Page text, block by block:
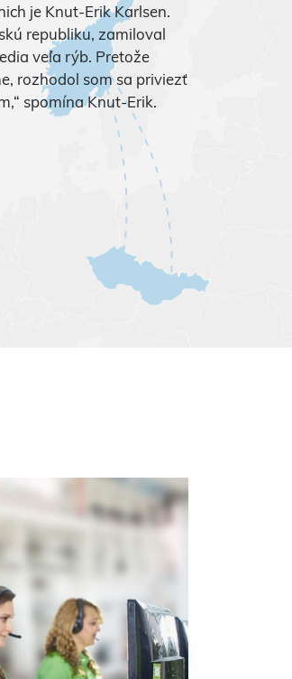
je Knut-Erik Karlsen.
republiku, zamiloval
veľa rýb. Pretože
rozhodol som sa priviezť
spomína Knut-Erik.